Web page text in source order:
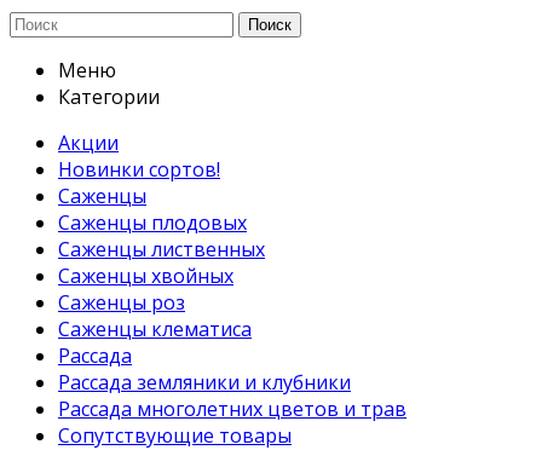
Поиск
Меню
Категории
Акции
Новинки сортов!
Саженцы
Саженцы плодовых
Саженцы лиственных
Саженцы хвойных
Саженцы роз
Саженцы клематиса
Рассада
Рассада земляники и клубники
Рассада многолетних цветов и трав
Сопутствующие товары